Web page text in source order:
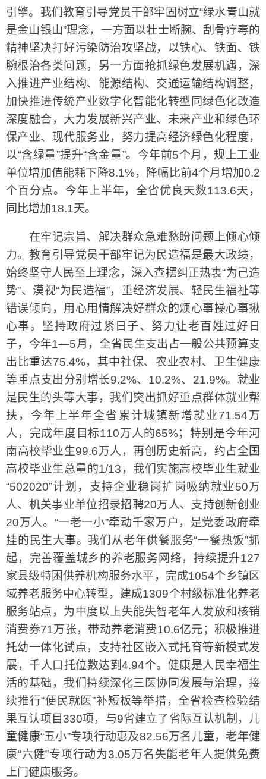
引擎。我们教育引导党员干部牢固树立“绿水青山就
是金山银山”理念，一方面以壮士断腕、刮骨疗毒的
精神坚决打好污染防治攻坚战，以铁心、铁面、铁
腕根治各类问题，另一方面抢抓绿色发展机遇，深
入推进产业结构、能源结构、交通运输结构调整，
加快推进传统产业数字化智能化转型同绿色化改造
深度融合，大力发展新兴产业、未来产业和绿色环
保产业、现代服务业，努力提高经济绿色化程度，
以“含绿量”提升“含金量”。今年前5个月，规上工业
单位增加值能耗下降8.1%，降幅比前4个月增加0.2
个百分点。今年上半年，全省优良天数113.6天，
同比增加18.1天。
在牢记宗旨、解决群众急难愁盼问题上倾心倾
力。教育引导党员干部牢记为民造福是最大政绩，
始终坚守人民至上理念，深入查摆纠正热衷“为己造
势”、漠视“为民造福”，重经济发展、轻民生福祉等
错误倾向，用心用情解决好群众的烦心事操心事揪
心事。坚持政府过紧日子、努力让老百姓过好日
子，今年1—5月，全省民生支出占一般公共预算支
出比重达75.4%，其中社保、农业农村、卫生健康
等重点支出分别增长9.2%、10.2%、21.9%。就业
是民生的头等大事，我们突出抓好重点群体就业帮
扶，今年上半年全省累计城镇新增就业71.54万
人，完成年度目标110万人的65%；特别是今年河
南高校毕业生99.6万人，再创历史新高，约占全国
高校毕业生总量的1/13，我们实施高校毕业生就业
“502020”计划，支持企业稳岗扩岗吸纳就业50万
人、机关事业单位招录招聘20万人、支持创新创业
20万人。“一老一小”牵动千家万户，是党委政府牵
挂的民生大事。我们从老年供餐服务“一餐热饭”抓
起，完善覆盖城乡的养老服务网络，持续提升127
家县级特困供养机构服务水平，完成1054个乡镇区
域养老服务中心转型，建成1309个村级标准化养老
服务站点，为中度以上失能失智老年人发放和核销
消费券71万张，带动养老消费10.6亿元；积极推进
托幼一体化试点，支持社区嵌入式托育等新模式发
展，千人口托位数达到4.94个。健康是人民幸福生
活的基础，我们持续深化三医协同发展与治理，接
续推行“便民就医”补短板等举措，全省检查检验结
果互认项目330项，与9省建立了省际互认机制，儿
童健康“五小”专项行动惠及82.56万名儿童，老年健
康“六健”专项行动为3.05万名失能老年人提供免费
上门健康服务。